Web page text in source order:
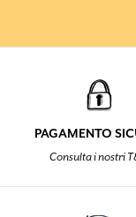
PAGAMENTO
Consulta i nostri